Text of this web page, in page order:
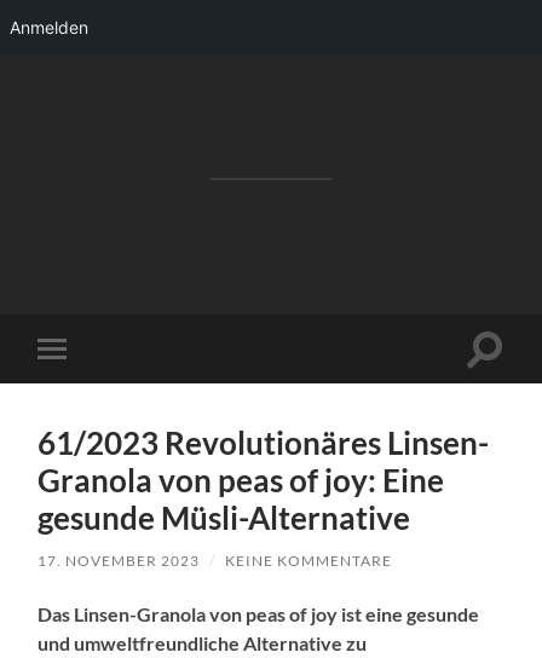
Anmelden
Mobile-
Menü
61/2023 Revolutionäres Linsen-
Granola von peas of joy: Eine
gesunde Müsli-Alternative
17. NOVEMBER 2023 / KEINE KOMMENTARE
Das Linsen-Granola von peas of joy ist eine gesunde
und umweltfreundliche Alternative zu